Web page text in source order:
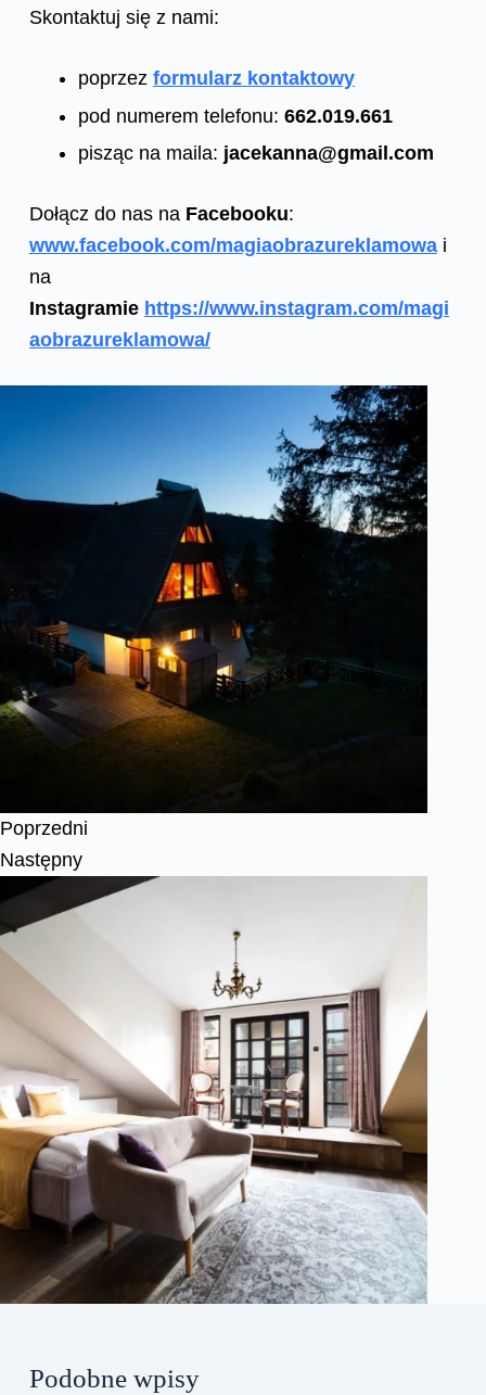
Skontaktuj się z nami:
poprzez formularz kontaktowy
pod numerem telefonu: 662.019.661
pisząc na maila: jacekanna@gmail.com
Dołącz do nas na Facebooku:
www.facebook.com/magiaobrazureklamowai
na
Instagramie https://www.instagram.com/magi
aobrazureklamowa/
Poprzedni
Następny
Podobne wpisy